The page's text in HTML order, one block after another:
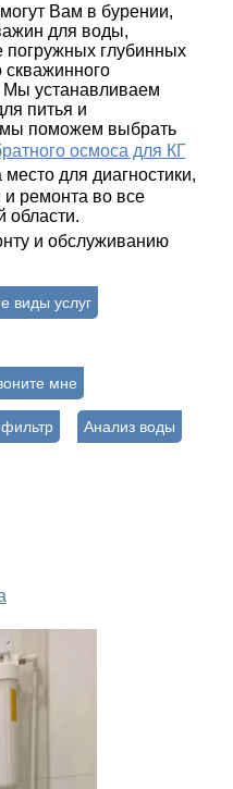
Вам в бурении,
для воды,
погружных глубинных
скважинного
Мы устанавливаем
питья и
мы поможем выбрать
осмоса для КГ
для диагностики,
ремонта во все
области.
и обслуживанию
виды услуг
мне
Анализ воды